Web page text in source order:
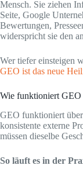
Mensch. Sie ziehen
Seite, Google
Bewertungen,
widerspricht sie den
Wer tiefer einsteigen
GEO ist das neue
Wie funktioniert
GEO funktioniert über
konsistente externe
müssen dieselbe
So läuft es in der